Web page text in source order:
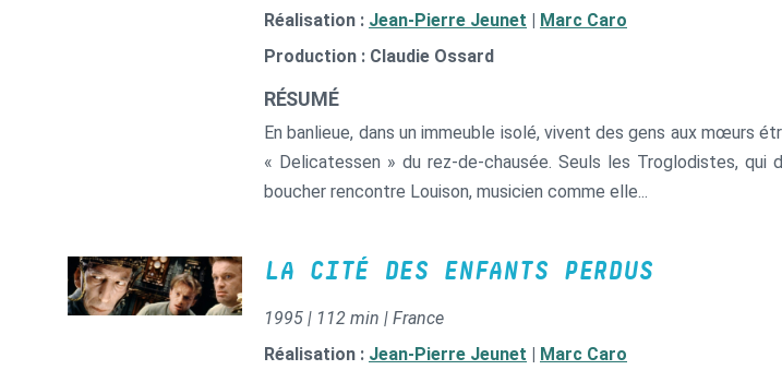
Réalisation : Jean-Pierre Jeunet | Marc Caro
Production : Claudie Ossard
RÉSUMÉ
En banlieue, dans un immeuble isolé, vivent des gens aux mœurs
« Delicatessen » du rez-de-chausée. Seuls les Troglodistes, qui
boucher rencontre Louison, musicien comme elle...
LA CITÉ DES ENFANTS PERDUS
1995 | 112 min | France
Réalisation : Jean-Pierre Jeunet | Marc Caro